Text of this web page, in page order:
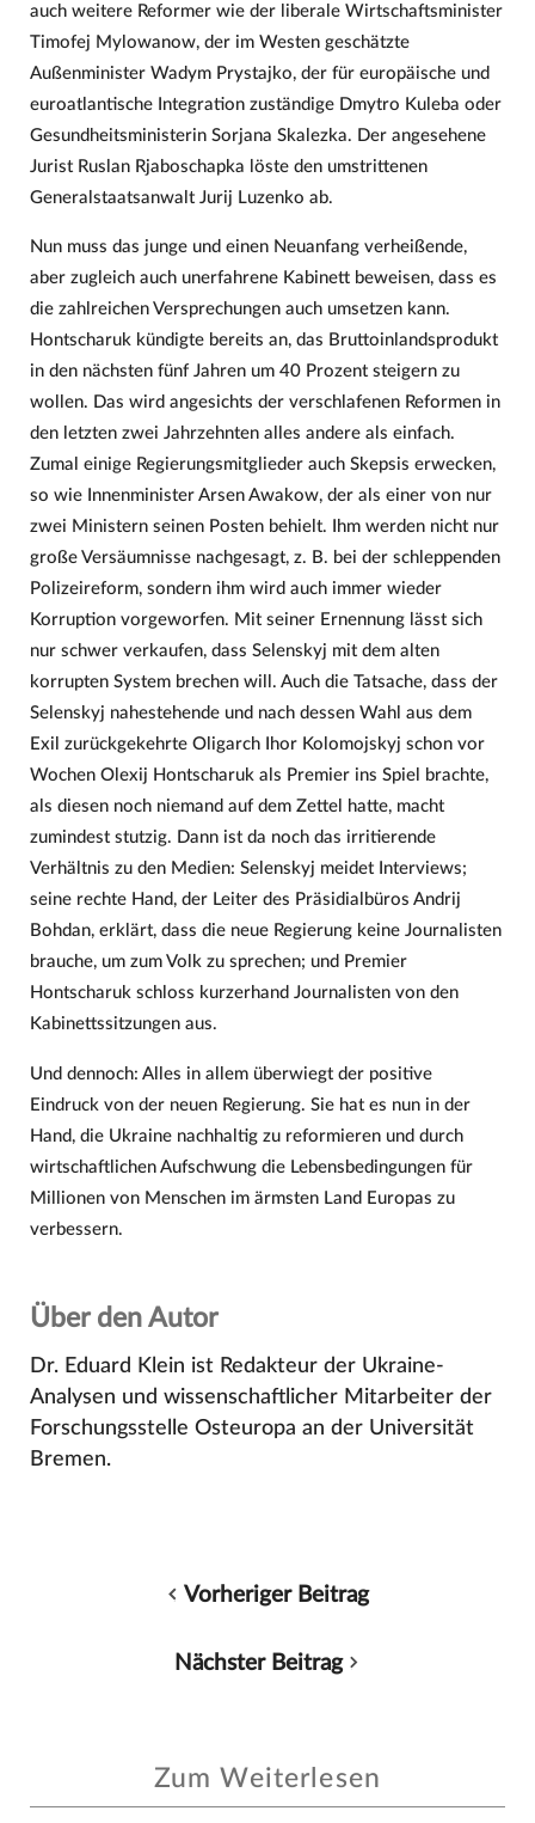
auch weitere Reformer wie der liberale Wirtschaftsminister
Timofej Mylowanow, der im Westen geschätzte
Außenminister Wadym Prystajko, der für europäische und
euroatlantische Integration zuständige Dmytro Kuleba oder
Gesundheitsministerin Sorjana Skalezka. Der angesehene
Jurist Ruslan Rjaboschapka löste den umstrittenen
Generalstaatsanwalt Jurij Luzenko ab.
Nun muss das junge und einen Neuanfang verheißende,
aber zugleich auch unerfahrene Kabinett beweisen, dass es
die zahlreichen Versprechungen auch umsetzen kann.
Hontscharuk kündigte bereits an, das Bruttoinlandsprodukt
in den nächsten fünf Jahren um 40 Prozent steigern zu
wollen. Das wird angesichts der verschlafenen Reformen in
den letzten zwei Jahrzehnten alles andere als einfach.
Zumal einige Regierungsmitglieder auch Skepsis erwecken,
so wie Innenminister Arsen Awakow, der als einer von nur
zwei Ministern seinen Posten behielt. Ihm werden nicht nur
große Versäumnisse nachgesagt, z. B. bei der schleppenden
Polizeireform, sondern ihm wird auch immer wieder
Korruption vorgeworfen. Mit seiner Ernennung lässt sich
nur schwer verkaufen, dass Selenskyj mit dem alten
korrupten System brechen will. Auch die Tatsache, dass der
Selenskyj nahestehende und nach dessen Wahl aus dem
Exil zurückgekehrte Oligarch Ihor Kolomojskyj schon vor
Wochen Olexij Hontscharuk als Premier ins Spiel brachte,
als diesen noch niemand auf dem Zettel hatte, macht
zumindest stutzig. Dann ist da noch das irritierende
Verhältnis zu den Medien: Selenskyj meidet Interviews;
seine rechte Hand, der Leiter des Präsidialbüros Andrij
Bohdan, erklärt, dass die neue Regierung keine Journalisten
brauche, um zum Volk zu sprechen; und Premier
Hontscharuk schloss kurzerhand Journalisten von den
Kabinettssitzungen aus.
Und dennoch: Alles in allem überwiegt der positive
Eindruck von der neuen Regierung. Sie hat es nun in der
Hand, die Ukraine nachhaltig zu reformieren und durch
wirtschaftlichen Aufschwung die Lebensbedingungen für
Millionen von Menschen im ärmsten Land Europas zu
verbessern.
Über den Autor
Dr. Eduard Klein ist Redakteur der Ukraine-
Analysen und wissenschaftlicher Mitarbeiter der
Forschungsstelle Osteuropa an der Universität
Bremen.
Vorheriger Beitrag
Nächster Beitrag
Zum Weiterlesen